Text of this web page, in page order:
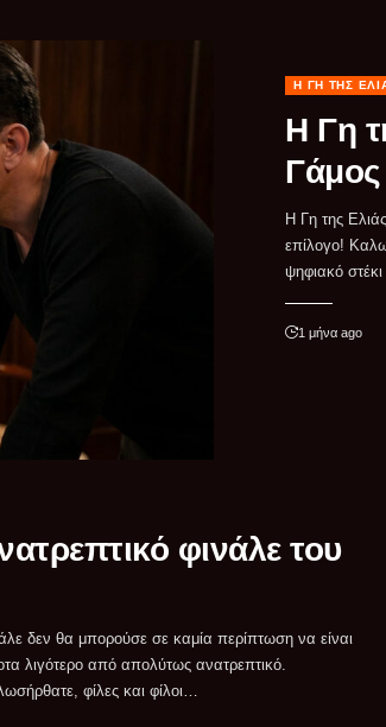
Η ΓΗ ΤΗΣ
Η Γη
Γάμος
Η Γη της
επίλογο!
ψηφιακό
το καλύτερο
σεζόν, με
1 μήνα ago
φινάλε του
φίλες και φίλοι…